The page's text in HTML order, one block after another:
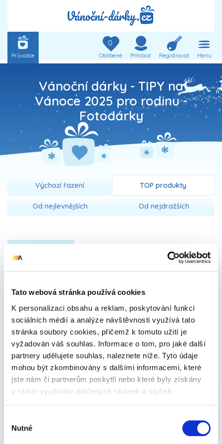
Tato webová stránka používá cookies
K personalizaci obsahu a reklam, poskytování funkcí
sociálních médií a analýze návštěvnosti využívá tato
stránka soubory cookies, přičemž k tomuto užití je
vyžadován váš souhlas. Informace o tom, pro jaké další
partnery udělujete souhlas, naleznete níže. Tyto údaje
mohou být zkombinovány s dalšími informacemi, které
jste nám či partnerům poskytli nebo které byly získány
v rámci využívání dotčených stránek a služeb.
souhlasu
Nutné
Průvodce
0
Oblíbené Přihlásit Registrovat Menu
Vánoční dárky - TIPY na
Vánoce 2025 pro rodinu -
Fotodárky
Výchozí řazení TOP produkty
Od nejlevnějších Od nejdražších
Vánoční dárky - TIPY na
Vánoce 2025 pro rodinu -
Fotodárky
která udělá radost opravdu všem. Ať už hledáte